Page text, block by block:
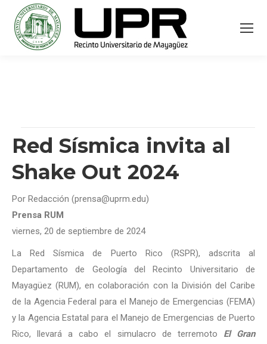
Red Sísmica invita al
Shake Out 2024
Por Redacción (prensa@uprm.edu)
Prensa RUM
viernes, 20 de septiembre de 2024
La Red Sísmica de Puerto Rico (RSPR), adscrita al
Departamento de Geología del Recinto Universitario de
Mayagüez (RUM), en colaboración con la División del Caribe
de la Agencia Federal para el Manejo de Emergencias (FEMA)
y la Agencia Estatal para el Manejo de Emergencias de Puerto
Rico, llevará a cabo el simulacro de terremoto El Gran